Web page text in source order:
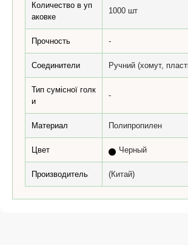
Количество в уп
аковке
1000 шт
Прочность -
Соединители Ручний (хомут,
Тип сумісної голк
и
-
Материал Полипропилен
Цвет Черный
Производитель (Китай)